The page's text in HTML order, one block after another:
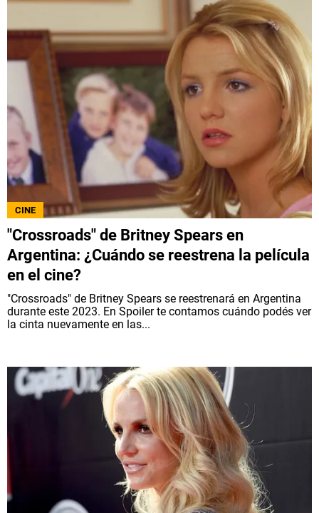
CINE
"Crossroads" de Britney Spears en
Argentina: ¿Cuándo se reestrena la película
en el cine?
"Crossroads" de Britney Spears se reestrenará en Argentina
durante este 2023. En Spoiler te contamos cuándo podés ver
la cinta nuevamente en las...